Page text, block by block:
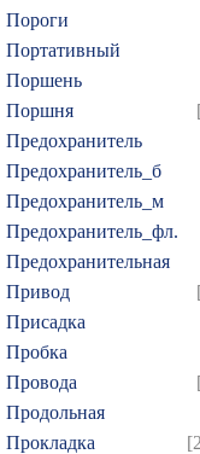
Пороги
Портативный
Поршень
Поршня
Предохранитель
Предохранитель_б
Предохранитель_м
Предохранитель_фл.
Предохранительная
Привод
Присадка
Пробка
Провода
Продольная
Прокладка